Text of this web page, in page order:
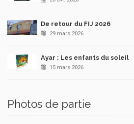
De retour du FIJ 2026
29 mars 2026
Ayar : Les enfants du soleil
15 mars 2026
Photos de partie